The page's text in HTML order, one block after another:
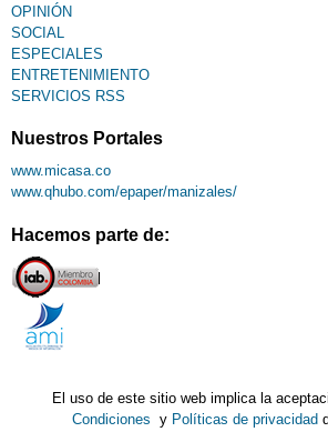
OPINIÓN
SOCIAL
ESPECIALES
ENTRETENIMIENTO
SERVICIOS RSS
Nuestros Portales
www.micasa.co
www.qhubo.com/epaper/manizales/
Hacemos parte de:
El uso de este sitio web implica la
Condiciones y Políticas de privacidad